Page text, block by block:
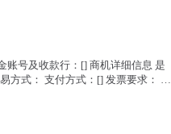
账号及收款行：[] 商机详细信息 是
方式： 支付方式：[] 发票要求： 所